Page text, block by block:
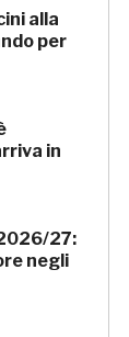
alla
per
in
27:
negli